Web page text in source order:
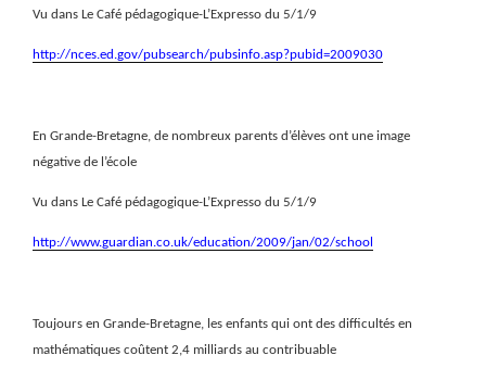
Vu dans Le Café pédagogique-L’Expresso du 5/1/9
http://nces.ed.gov/pubsearch/pubsinfo.asp?pubid=2009030
En Grande-Bretagne, de nombreux parents d’élèves ont une image
négative de l’école
Vu dans Le Café pédagogique-L’Expresso du 5/1/9
http://www.guardian.co.uk/education/2009/jan/02/school
Toujours en Grande-Bretagne, les enfants qui ont des difficultés en
mathématiques coûtent 2,4 milliards au contribuable